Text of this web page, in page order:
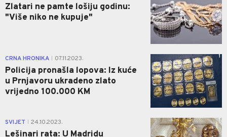
Zlatari ne pamte lošiju godinu:
"Više niko ne kupuje"
CRNA HRONIKA 07.11.2023.
Policija pronašla lopova: Iz kuće
u Prnjavoru ukradeno zlato
vrijedno 100.000 KM
1
SVIJET 24.10.2023.
Lešinari rata: U Madridu
1